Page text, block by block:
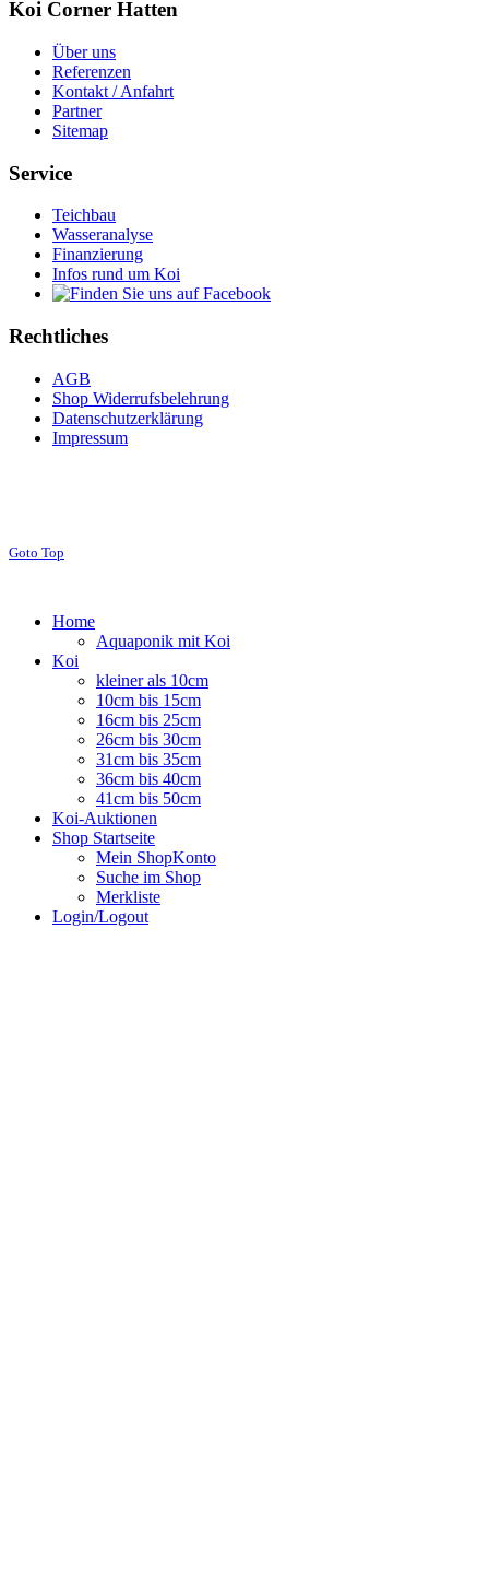
Koi Corner Hatten
Über uns
Referenzen
Kontakt / Anfahrt
Partner
Sitemap
Service
Teichbau
Wasseranalyse
Finanzierung
Infos rund um Koi
Rechtliches
AGB
Shop Widerrufsbelehrung
Datenschutzerklärung
Impressum
Goto Top
Home
Aquaponik mit Koi
Koi
kleiner als 10cm
10cm bis 15cm
16cm bis 25cm
26cm bis 30cm
31cm bis 35cm
36cm bis 40cm
41cm bis 50cm
Koi-Auktionen
Shop Startseite
Mein ShopKonto
Suche im Shop
Merkliste
Login/Logout